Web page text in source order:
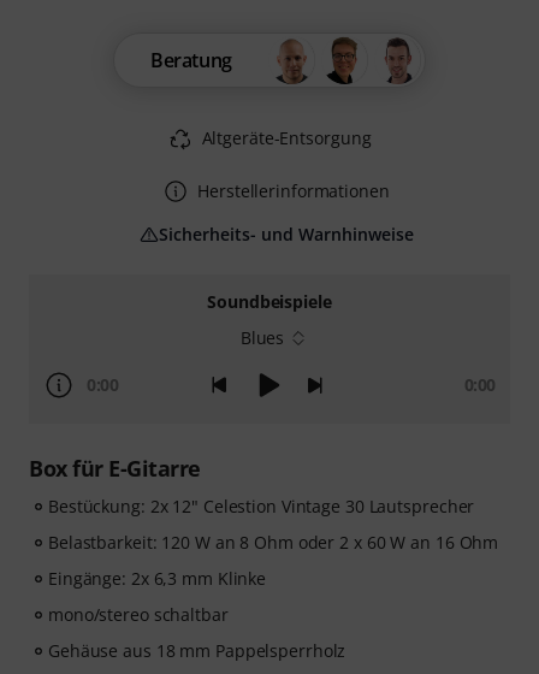
Soundbeispiele
Blues
0:00 0:00
Box für E-Gitarre
Bestückung: 2x 12" Celestion Vintage 30 Lautsprecher
Belastbarkeit: 120 W an 8 Ohm oder 2 x 60 W an 16 Ohm
Eingänge: 2x 6,3 mm Klinke
mono/stereo schaltbar
Gehäuse aus 18 mm Pappelsperrholz
Beratung
Altgeräte-Entsorgung
Herstellerinformationen
Sicherheits- und Warnhinweise